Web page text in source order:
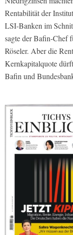
Rentabilität der
LSI-Banken im
sagte der Bafin-Chef
Röseler. Aber die
Kernkapitalquote
Bafin und